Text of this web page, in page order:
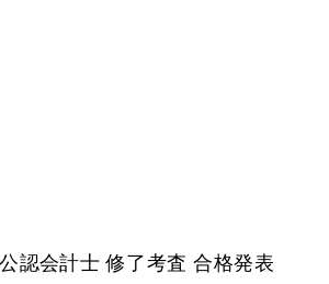
認会計士 修了考査 合格発表